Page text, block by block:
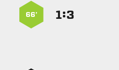
:
66’